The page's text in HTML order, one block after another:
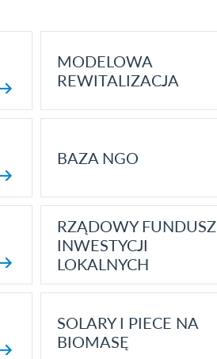
MODELOWA
REWITALIZACJA
BAZA NGO
RZĄDOWY FUNDUSZ
INWESTYCJI
LOKALNYCH
SOLARY I PIECE NA
BIOMASĘ